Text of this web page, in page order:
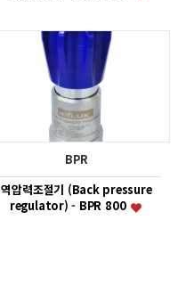
BPR
역압력조절기 (Back pressure
regulator) - BPR 800